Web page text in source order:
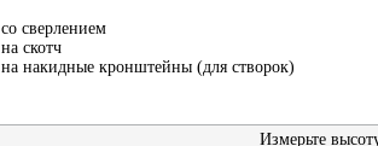
со сверлением
на скотч
на накидные кронштейны (для створок)
Измерьте